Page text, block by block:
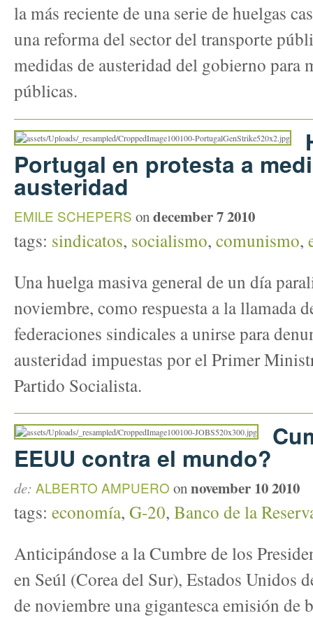
la más reciente de una serie de huelgas
una reforma del sector del transporte
medidas de austeridad del gobierno para
públicas.
Portugal en protesta a
austeridad
EMILE SCHEPERS ondecember 7 2010
tags: sindicatos, socialismo, comunismo,
Una huelga masiva general de un día
noviembre, como respuesta a la llamada
federaciones sindicales a unirse para
austeridad impuestas por el Primer
Partido Socialista.
EEUU contra el mundo?
de: ALBERTO AMPUERO onnovember 10 2010
tags: economía, G-20, Banco de la
Anticipándose a la Cumbre de los
en Seúl (Corea del Sur), Estados Unidos
de noviembre una gigantesca emisión de